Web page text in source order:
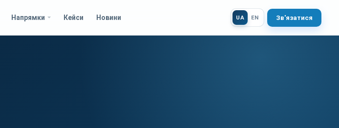
Напрямки Кейси Новини UA EN Зв'язатися